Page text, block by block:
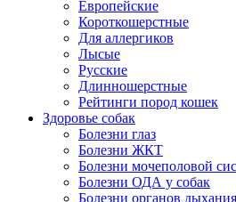
Европейские
Короткошерстные
Для аллергиков
Лысые
Русские
Длинношерстные
Рейтинги пород кошек
Здоровье собак
Болезни глаз
Болезни ЖКТ
Болезни мочеполовой
Болезни ОДА у собак
Болезни органов дыхания